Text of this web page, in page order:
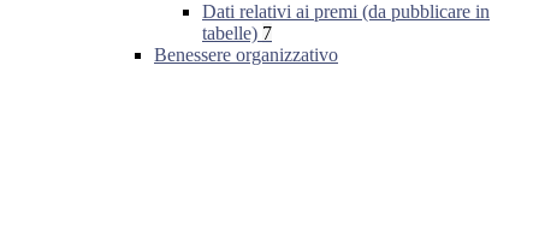
Dati relativi ai premi (da pubblicare in
tabelle) 7
Benessere organizzativo